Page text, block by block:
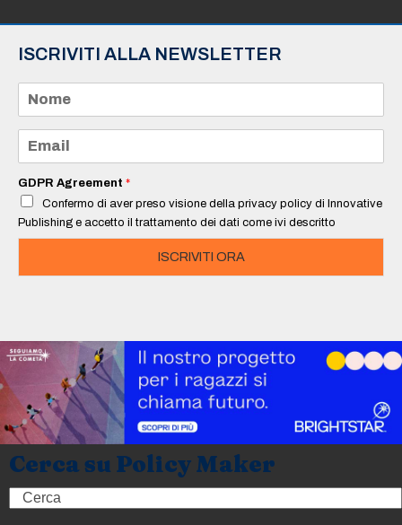
ISCRIVITI ALLA NEWSLETTER
m
e
a
i
*
GDPR Agreement *
Confermo di aver preso visione della privacy policy di Innovative
Publishing e accetto il trattamento dei dati come ivi descritto
ISCRIVITI ORA
Cerca su Policy Maker
Search